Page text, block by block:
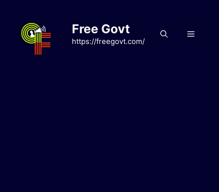
content
Free Govt
https://freegovt.com/
Menu